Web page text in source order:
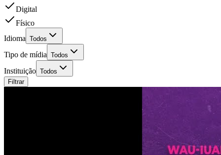
Digital
Físico
Idioma Todos
Tipo de mídia Todos
Instituição Todos
Filtrar